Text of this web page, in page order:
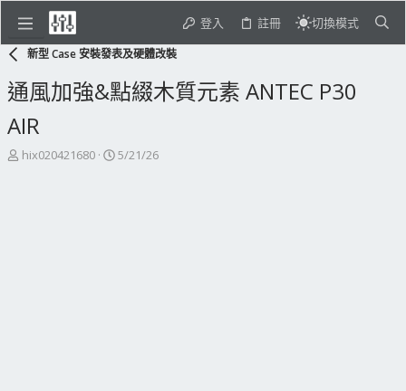
登入 註冊 切換模式
新型 Case 安裝發表及硬體改裝
通風加強&點綴木質元素 ANTEC P30
AIR
主
hix020421680
開
5/21/26